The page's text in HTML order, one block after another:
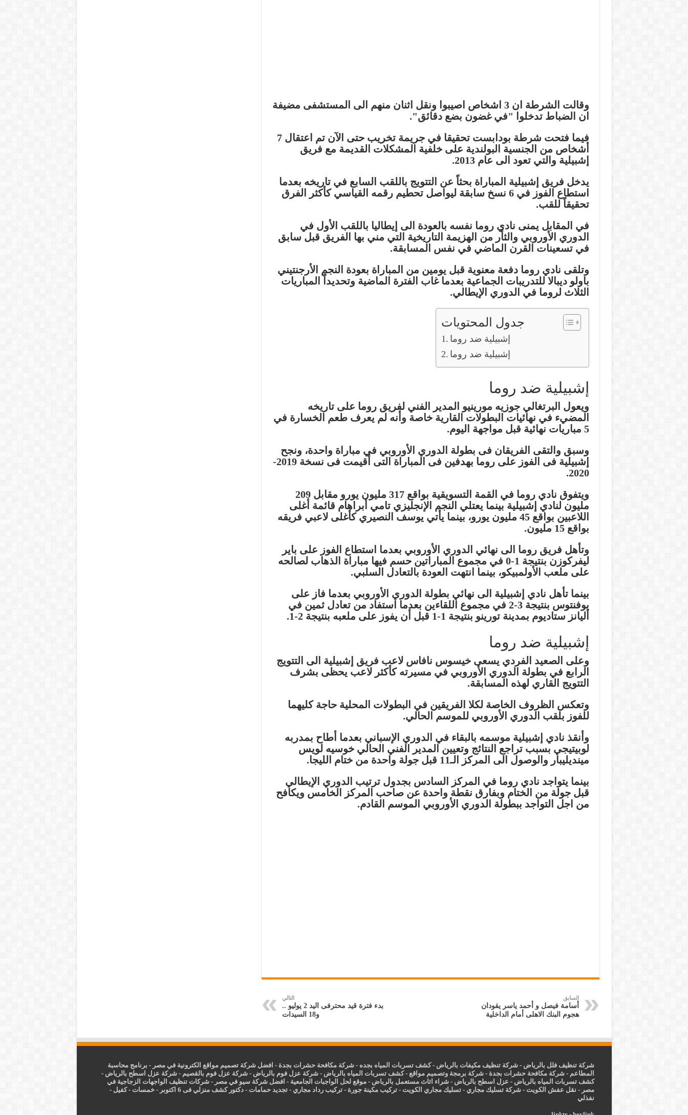
وقالت الشرطة ان 3 اشخاص اصيبوا ونقل اثنان منهم الى المستشفى مضيفة
ان الضباط تدخلوا "في غضون بضع دقائق".
فيما فتحت شرطة بودابست تحقيقا في جريمة تخريب حتى الآن تم اعتقال 7
أشخاص من الجنسية البولندية على خلفية المشكلات القديمة مع فريق
إشبيلية والتي تعود الى عام 2013.
يدخل فريق إشبيلية المباراة بحثاً عن التتويج باللقب السابع في تاريخه بعدما
استطاع الفوز في 6 نسخ سابقة ليواصل تحطيم رقمه القياسي كأكثر الفرق
تحقيقاً للقب.
في المقابل يمنى نادي روما نفسه بالعودة الى إيطاليا باللقب الأول في
الدوري الأوروبي والثأر من الهزيمة التاريخية التي مني بها الفريق قبل سابق
في تسعينات القرن الماضي في نفس المسابقة.
وتلقى نادي روما دفعة معنوية قبل يومين من المباراة بعودة النجم الأرجنتيني
باولو ديبالا للتدريبات الجماعية بعدما غاب الفترة الماضية وتحديداً المباريات
الثلاث لروما في الدوري الإيطالي.
جدول المحتويات
إشبيلية ضد روما
إشبيلية ضد روما
إشبيلية ضد روما
ويعول البرتغالي جوزيه مورينيو المدير الفني لفريق روما على تاريخه
المضيء في نهائيات البطولات القارية خاصة وأنه لم يعرف طعم الخسارة في
5 مباريات نهائية قبل مواجهة اليوم.
وسبق والتقى الفريقان فى بطولة الدوري الأوروبي في مباراة واحدة، ونجح
إشبيلية فى الفوز على روما بهدفين فى المباراة التى أقيمت فى نسخة 2019-
2020.
ويتفوق نادي روما في القمة التسويقية بواقع 317 مليون يورو مقابل 209
مليون لنادي إشبيلية بينما يعتلي النجم الإنجليزي تامي أبراهام قائمة أغلى
اللاعبين بواقع 45 مليون يورو، بينما يأتي يوسف النصيري كأغلى لاعبي فريقه
بواقع 15 مليون.
وتأهل فريق روما الى نهائي الدوري الأوروبي بعدما استطاع الفوز على باير
ليفركوزن بنتيجة 1-0 في مجموع المباراتين حسم فيها مباراة الذهاب لصالحه
على ملعب الأولمبيكو، بينما انتهت العودة بالتعادل السلبي.
بينما تأهل نادي إشبيلية الى نهائي بطولة الدوري الأوروبي بعدما فاز على
يوفنتوس بنتيجة 3-2 في مجموع اللقاءين بعدما استفاد من تعادل ثمين في
أليانز ستاديوم بمدينة تورينو بنتيجة 1-1 قبل أن يفوز على ملعبه بنتيجة 2-1.
إشبيلية ضد روما
وعلى الصعيد الفردي يسعى خيسوس نافاس لاعب فريق إشبيلية الى التتويج
الرابع في بطولة الدوري الأوروبي في مسيرته كأكثر لاعب يحظى بشرف
التتويج القاري لهذه المسابقة.
وتعكس الظروف الخاصة لكلا الفريقين في البطولات المحلية حاجة كليهما
للفوز بلقب الدوري الأوروبي للموسم الحالي.
وأنقذ نادي إشبيلية موسمه بالبقاء في الدوري الإسباني بعدما أطاح بمدربه
لوبيتيجي بسبب تراجع النتائج وتعيين المدير الفني الحالي خوسيه لويس
مينديليبار والوصول الى المركز الـ11 قبل جولة واحدة من ختام الليجا.
بينما يتواجد نادي روما في المركز السادس بجدول ترتيب الدوري الإيطالي
قبل جولة من الختام وبفارق نقطة واحدة عن صاحب المركز الخامس ويكافح
من اجل التواجد ببطولة الدوري الأوروبي الموسم القادم.
السابق
أسامة فيصل و أحمد ياسر يقودان
هجوم البنك الاهلى أمام الداخلية
التالي
بدء فترة قيد محترفى اليد 2 يوليو ..
و18 السيدات
شركة تنظيف فلل بالرياض -شركة تنظيف مكيفات بالرياض -كشف تسربات المياه بجده -شركة مكافحة حشرات بجدة - افضل شركة تصميم مواقع الكترونية في مصر - برنامج محاسبة
المطاعم -شركة مكافحة حشرات بجدة -شركة برمجة وتصميم مواقع -كشف تسربات المياه بالرياض -شركة عزل فوم بالرياض -شركة عزل فوم بالقصيم -شركة عزل اسطح بالرياض -
كشف تسربات المياه بالرياض - عزل اسطح بالرياض -شراء اثاث مستعمل بالرياض - موقع لحل الواجبات الجامعية - افضل شركة سيو في مصر -شركات تنظيف الواجهات الزجاجية في
مصر - نقل عفش الكويت -شركة تسليك مجاري -تسليك مجاري الكويت -تركيب مكينة جورة -تركيب رداد مجاري -تجديد حمامات -دكتور كشف منزلي فى 6 اكتوبر -خمسات -كفيل -
نفذلي